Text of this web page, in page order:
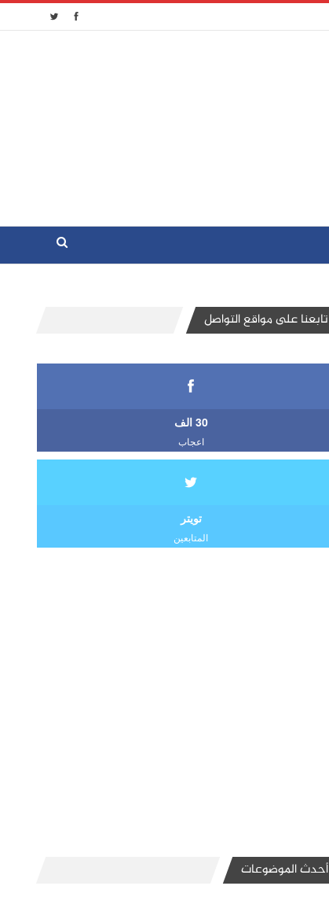
تابعنا على مواقع التواصل
30 الف
اعجاب
تويتر
المتابعين
أحدث الموضوعات